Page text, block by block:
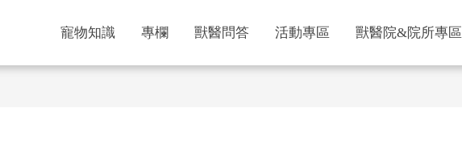
寵物知識 專欄 獸醫問答 活動專區 獸醫院&院所專區